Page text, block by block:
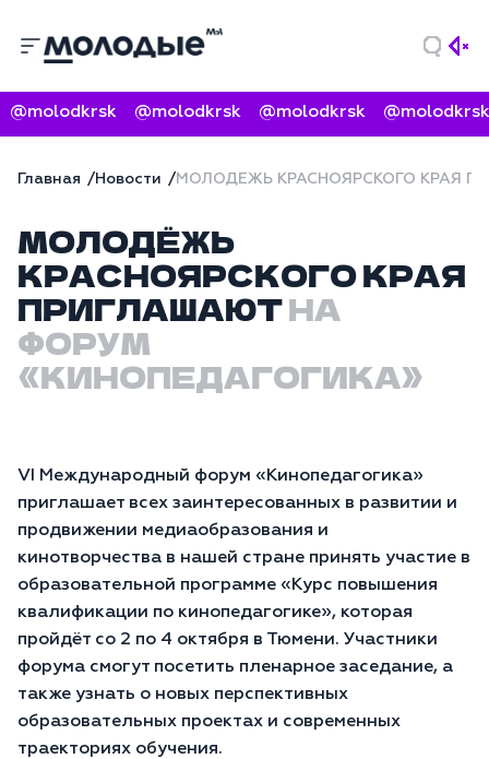
@molodkrsk @molodkrsk @molodkrsk @molodkrsk
Главная Новости МОЛОДЁЖЬ КРАСНОЯРСКОГО КРАЯ
МОЛОДЁЖЬ
КРАСНОЯРСКОГО КРАЯ
ПРИГЛАШАЮТНА
ФОРУМ
«КИНОПЕДАГОГИКА»
VI Международный форум «Кинопедагогика»
приглашает всех заинтересованных в развитии и
продвижении медиаобразования и
кинотворчества в нашей стране принять участие в
образовательной программе «Курс повышения
квалификации по кинопедагогике», которая
пройдёт со 2 по 4 октября в Тюмени. Участники
форума смогут посетить пленарное заседание, а
также узнать о новых перспективных
образовательных проектах и современных
траекториях обучения.